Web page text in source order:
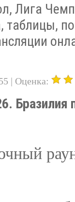
Лига
таблицы,
| Оценка:
Бразилия